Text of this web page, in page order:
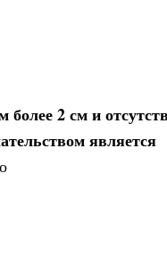
2 см и
является